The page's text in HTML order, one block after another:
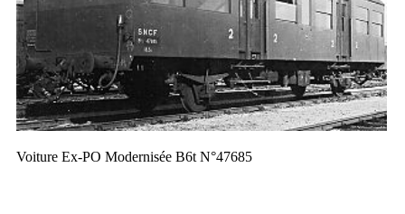
Voiture Ex-PO Modernisée B6t N°47685